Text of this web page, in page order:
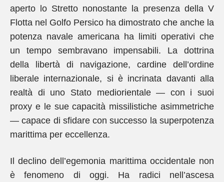
aperto lo Stretto nonostante la presenza della V
Flotta nel Golfo Persico ha dimostrato che anche la
potenza navale americana ha limiti operativi che
un tempo sembravano impensabili. La dottrina
della libertà di navigazione, cardine dell’ordine
liberale internazionale, si è incrinata davanti alla
realtà di uno Stato mediorientale — con i suoi
proxy e le sue capacità missilistiche asimmetriche
— capace di sfidare con successo la superpotenza
marittima per eccellenza.
Il declino dell’egemonia marittima occidentale non
è fenomeno di oggi. Ha radici nell’ascesa